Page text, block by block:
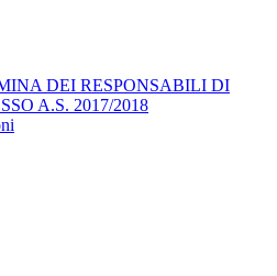
DEI RESPONSABILI DI
A.S. 2017/2018